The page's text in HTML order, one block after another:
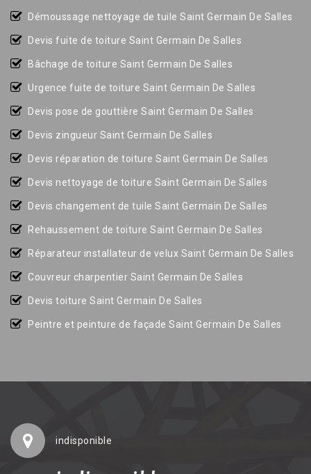
Démoussage nettoyage de tuile Saint Germain De Salles
Devis fuite de toiture Saint Germain De Salles
Bâchage de toiture Saint Germain De Salles
Urgence fuite de toiture Saint Germain De Salles
Devis pose de gouttière Saint Germain De Salles
Devis zingueur Saint Germain De Salles
Devis réparation de toiture Saint Germain De Salles
Devis nettoyage de toiture Saint Germain De Salles
Devis changement de tuile Saint Germain De Salles
Rehaussement de toiture Saint Germain De Salles
Réparateur installateur de velux Saint Germain De Salles
Couvreur charpentier Saint Germain De Salles
Devis toiture Saint Germain De Salles
Peintre et peinture de façade Saint Germain De Salles
indisponible